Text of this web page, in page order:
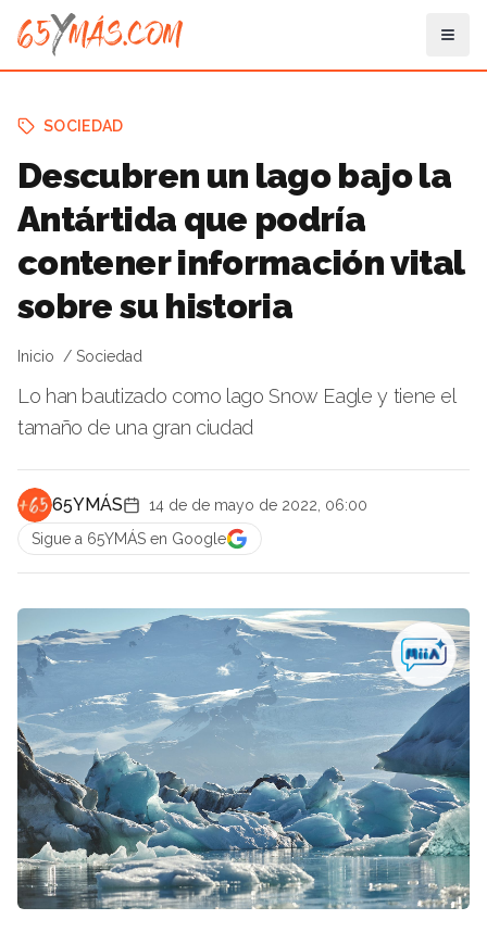
SOCIEDAD
Descubren un lago bajo la
Antártida que podría
contener información vital
sobre su historia
Inicio Sociedad
Lo han bautizado como lago Snow Eagle y tiene el
tamaño de una gran ciudad
65YMÁS
14 de de mayo de 2022, 06:00
Sigue a 65YMÁS en Google